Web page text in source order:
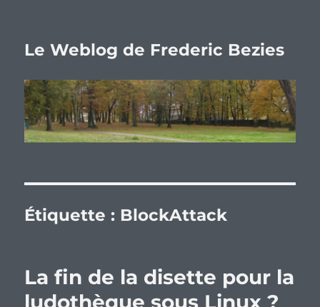
Le Weblog de Frederic Bezies
Étiquette : BlockAttack
La fin de la disette pour la